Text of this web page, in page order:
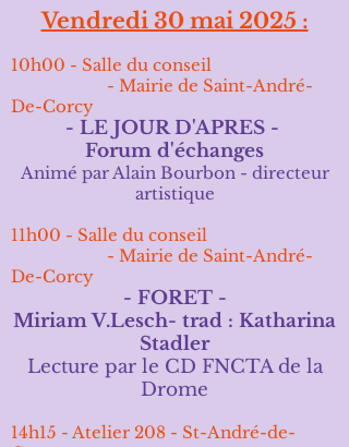
Vendredi 30 mai 2025 :
10h00 - Salle du conseil
- Mairie de Saint-André-
De-Corcy
- LE JOURD'APRES -
Forum d'échanges
Animé par Alain Bourbon- directeur
artistique
11h00 - Salle du conseil
- Mairie de Saint-André-
De-Corcy
- FORET -
Miriam V.Lesch- trad : Katharina
Stadler
Lecture par le CD FNCTA de la
Drome
14h15 - Atelier 208 - St-André-de-